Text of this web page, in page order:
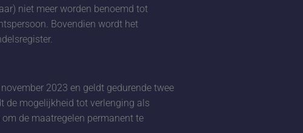
niet meer worden benoemd tot
Bovendien wordt het
2023 en geldt gedurende twee
de mogelijkheid tot verlenging als
de maatregelen permanent te